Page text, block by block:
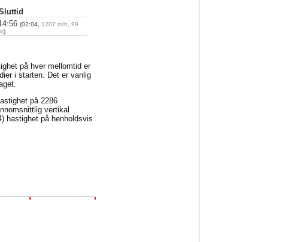
(02:04, 1207 m/h, 99
)
på hver mellomtid er
i starten. Det er vanlig
på 2286
vertikal
hastighet på henholdsvis